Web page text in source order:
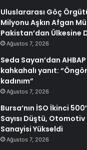
Uluslararası Göç
Milyonu Aşkın Afgan
Pakistan’dan Ülkesine
Ağustos 7, 2026
Seda Sayan’dan
kahkahalı yanıt:
kadınım”
Ağustos 7, 2026
Bursa’nın İSO İkinci
Sayısı Düştü,
Sanayisi Yükseldi
Ağustos 7, 2026